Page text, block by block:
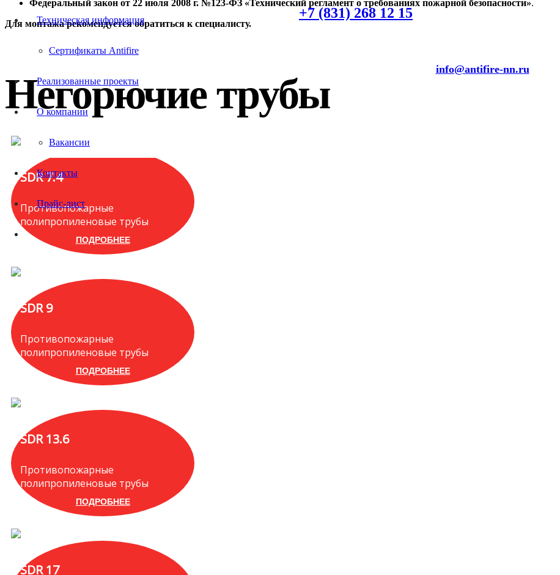
+7 (831) 268 12 15
info@antifire-nn.ru
Техническая информация
Сертификаты Antifire
Реализованные проекты
О компании
Вакансии
Контакты
Прайс-лист
Федеральный закон от 22 июля 2008 г. №123‑ФЗ «Технический регламент о требованиях пожарной безопасности».
Для монтажа рекомендуется обратиться к специалисту.
Негорючие трубы
SDR 7.4
Противопожарные
полипропиленовые трубы
ПОДРОБНЕЕ
SDR 9
Противопожарные
полипропиленовые трубы
ПОДРОБНЕЕ
SDR 13.6
Противопожарные
полипропиленовые трубы
ПОДРОБНЕЕ
SDR 17